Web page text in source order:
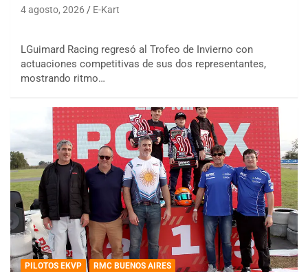
4 agosto, 2026 E-Kart
LGuimard Racing regresó al Trofeo de Invierno con
actuaciones competitivas de sus dos representantes,
mostrando ritmo…
PILOTOS EKVP RMC BUENOS AIRES